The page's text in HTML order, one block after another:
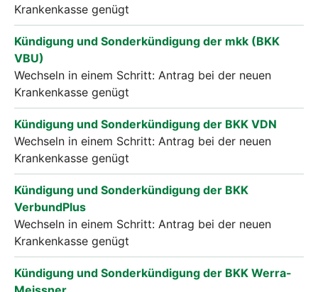
Krankenkasse genügt
Kündigung und Sonderkündigung der mkk (BKK
VBU)
Wechseln in einem Schritt: Antrag bei der neuen
Krankenkasse genügt
Kündigung und Sonderkündigung der BKK VDN
Wechseln in einem Schritt: Antrag bei der neuen
Krankenkasse genügt
Kündigung und Sonderkündigung der BKK
VerbundPlus
Wechseln in einem Schritt: Antrag bei der neuen
Krankenkasse genügt
Kündigung und Sonderkündigung der BKK Werra-